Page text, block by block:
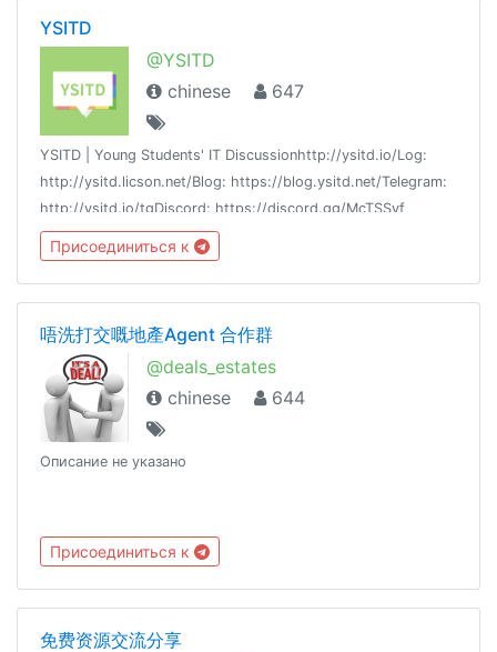
YSITD
@YSITD
chinese
647
YSITD | Young Students' IT Discussionhttp://ysitd.io/Log:
http://ysitd.licson.net/Blog: https://blog.ysitd.net/Telegram:
http://ysitd.io/tgDiscord: https://discord.gg/McTSSvf
Присоединиться к
唔洗打交嘅地產Agent 合作群
@deals_estates
chinese
644
Описание не указано
Присоединиться к
免费资源交流分享